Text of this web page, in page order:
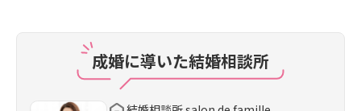
成婚に導いた結婚相談所